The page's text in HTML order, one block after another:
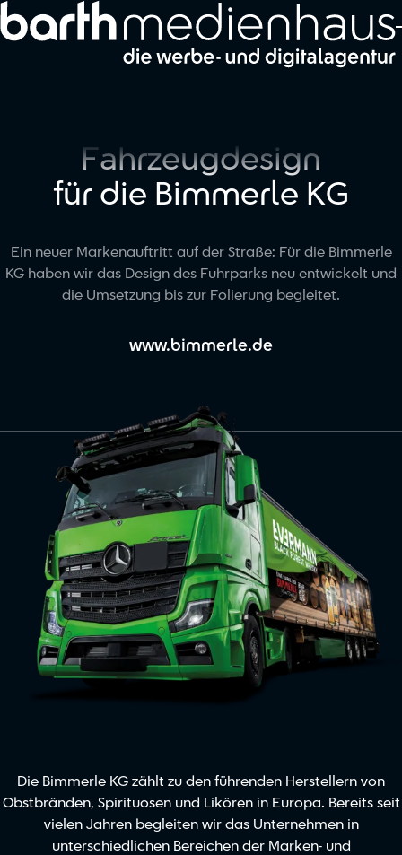
Zum Hauptinhalt springen
Fahrzeugdesign
für die Bimmerle KG
Ein neuer Markenauftritt auf der Straße: Für die Bimmerle
KG haben wir das Design des Fuhrparks neu entwickelt und
die Umsetzung bis zur Folierung begleitet.
www.bimmerle.de
Die Bimmerle KG zählt zu den führenden Herstellern von
Obstbränden, Spirituosen und Likören in Europa. Bereits seit
vielen Jahren begleiten wir das Unternehmen in
unterschiedlichen Bereichen der Marken- und